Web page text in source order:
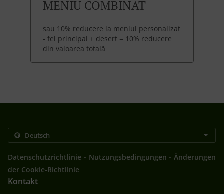
MENIU COMBINAT
sau 10% reducere la meniul personalizat
- fel principal + desert = 10% reducere
din valoarea totală
Datenschutzrichtlinie . Nutzungsbedingungen . Änderungen
der Cookie-Richtlinie
Kontakt